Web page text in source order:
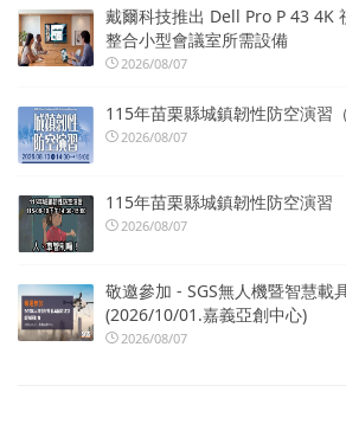
戴爾科技推出 Dell Pro P 43
整合小型會議室所需設備
2026/08/07
115年苗栗縣城鎮韌性防空演習（
2026/08/07
115年苗栗縣城鎮韌性防空演習
2026/08/07
敬邀參加 - SGS無人機暨智慧載
(2026/10/01.嘉義亞創中心)
2026/08/07